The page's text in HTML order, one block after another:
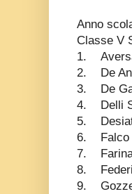
Anno
Classe V
1.
2. De
3. De
4. Delli
5.
6. Falco
7.
8.
9.